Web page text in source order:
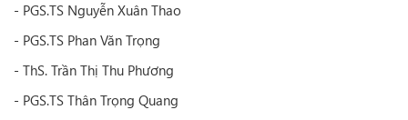
- PGS.TS Nguyễn Xuân Thao
- PGS.TS Phan Văn Trọng
- ThS. Trần Thị Thu Phương
- PGS.TS Thân Trọng Quang